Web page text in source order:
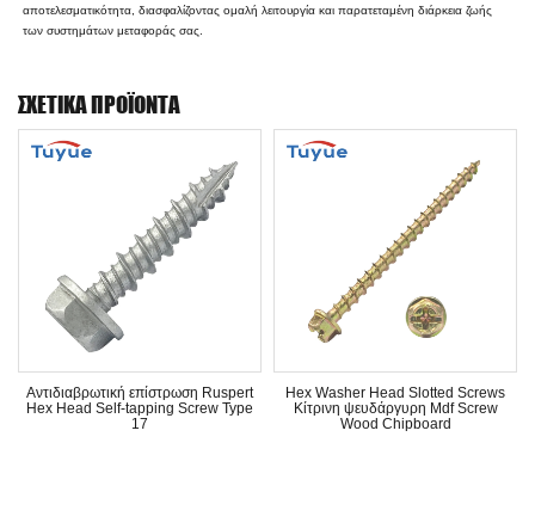
αποτελεσματικότητα, διασφαλίζοντας ομαλή λειτουργία και παρατεταμένη διάρκεια ζωής
των συστημάτων μεταφοράς σας.
ΣΧΕΤΙΚΆ ΠΡΟΪΌΝΤΑ
Αντιδιαβρωτική επίστρωση Ruspert
Hex Head Self-tapping Screw Type
17
Hex Washer Head Slotted Screws
Κίτρινη ψευδάργυρη Mdf Screw
Wood Chipboard